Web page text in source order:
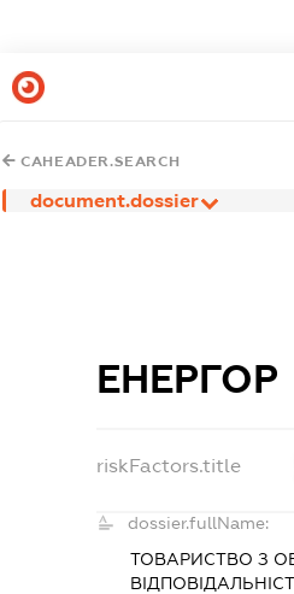
CAHEADER.SEARCH
document.dossier
ЕНЕРГОР
riskFactors.title
dossier.fullName:
ТОВАРИСТВО З